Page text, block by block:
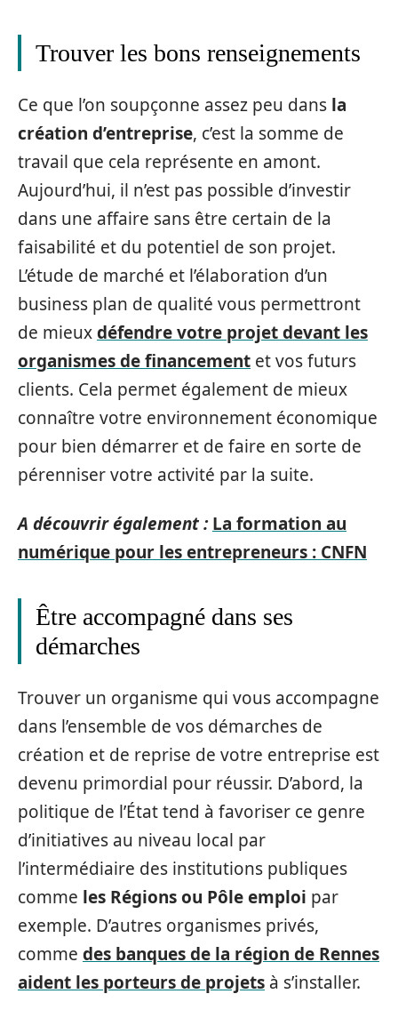
Trouver les bons renseignements
Ce que l’on soupçonne assez peu dans la
création d’entreprise, c’est la somme de
travail que cela représente en amont.
Aujourd’hui, il n’est pas possible d’investir
dans une affaire sans être certain de la
faisabilité et du potentiel de son projet.
L’étude de marché et l’élaboration d’un
business plan de qualité vous permettront
de mieuxdéfendre votre projet devant les
organismes de financement et vos futurs
clients. Cela permet également de mieux
connaître votre environnement économique
pour bien démarrer et de faire en sorte de
pérenniser votre activité par la suite.
A découvrir également : La formation au
numérique pour les entrepreneurs : CNFN
Être accompagné dans ses
démarches
Trouver un organisme qui vous accompagne
dans l’ensemble de vos démarches de
création et de reprise de votre entreprise est
devenu primordial pour réussir. D’abord, la
politique de l’État tend à favoriser ce genre
d’initiatives au niveau local par
l’intermédiaire des institutions publiques
comme les Régions ou Pôle emploi par
exemple. D’autres organismes privés,
comme des banques de la région de Rennes
aident les porteurs de projets à s’installer.